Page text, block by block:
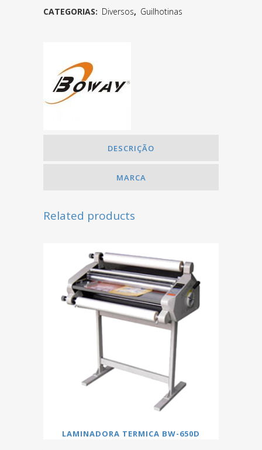
CATEGORIAS: Diversos, Guilhotinas
DESCRIÇÃO
MARCA
Related products
LAMINADORA TERMICA BW-650D